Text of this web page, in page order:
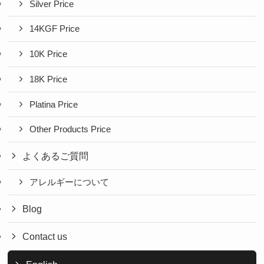
Silver Price
14KGF Price
10K Price
18K Price
Platina Price
Other Products Price
よくあるご質問
アレルギーについて
Blog
Contact us